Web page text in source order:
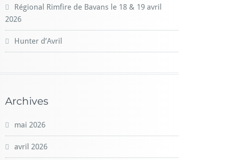
Régional Rimfire de Bavans le 18 & 19 avril
2026
Hunter d’Avril
Archives
mai 2026
avril 2026